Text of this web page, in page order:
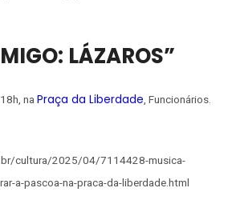
LÁZAROS”
na Praça da Liberdade , Funcionários.
cultura/2025/04/7114428-musica-
a-pascoa-na-praca-da-liberdade.html